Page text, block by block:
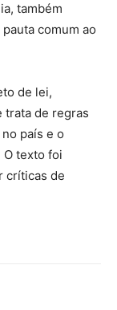
também
comum ao
de lei,
trata de regras
país e o
O texto foi
críticas de